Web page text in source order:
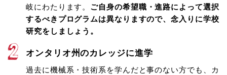
岐にわたります。 ご自身の希望職・進路によって選択
するべきプログラムは異なりますので、念入りに学校
研究をしましょう。
オンタリオ州のカレッジに進学
過去に機械系・技術系を学んだと事のない方でも、カ